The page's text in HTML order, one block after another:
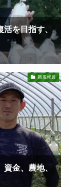
活を目指す、
新規就農
金、農地、